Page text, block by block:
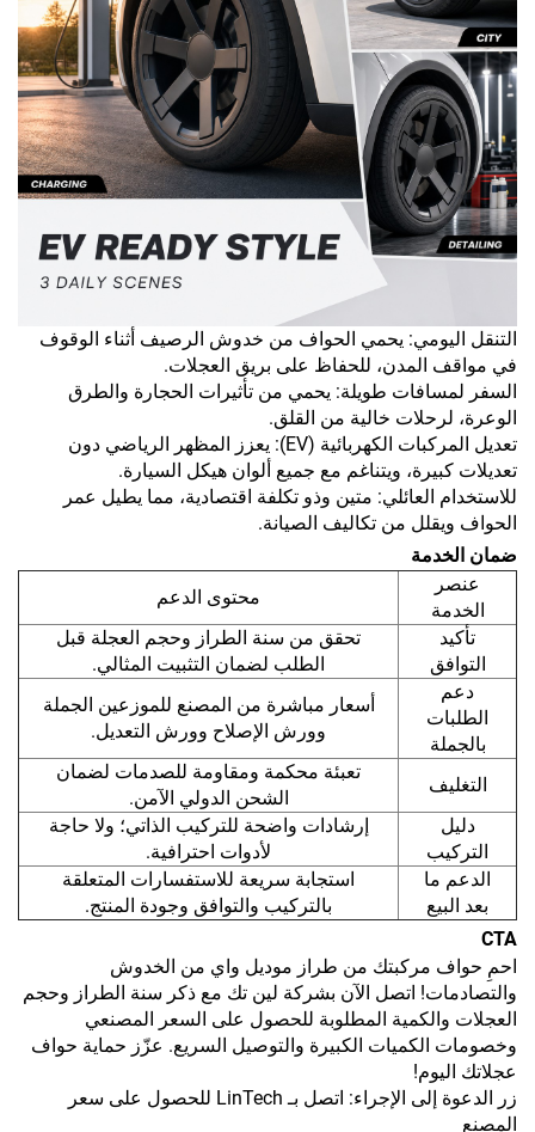
التنقل اليومي: يحمي الحواف من خدوش الرصيف أثناء الوقوف
في مواقف المدن، للحفاظ على بريق العجلات.
السفر لمسافات طويلة: يحمي من تأثيرات الحجارة والطرق
الوعرة، لرحلات خالية من القلق.
تعديل المركبات الكهربائية (EV): يعزز المظهر الرياضي دون
تعديلات كبيرة، ويتناغم مع جميع ألوان هيكل السيارة.
للاستخدام العائلي: متين وذو تكلفة اقتصادية، مما يطيل عمر
الحواف ويقلل من تكاليف الصيانة.
ضمان الخدمة
عنصر
الخدمة
محتوى الدعم
تأكيد
التوافق
تحقق من سنة الطراز وحجم العجلة قبل
الطلب لضمان التثبيت المثالي.
دعم
الطلبات
بالجملة
أسعار مباشرة من المصنع للموزعين الجملة
وورش الإصلاح وورش التعديل.
التغليف
تعبئة محكمة ومقاومة للصدمات لضمان
الشحن الدولي الآمن.
دليل
التركيب
إرشادات واضحة للتركيب الذاتي؛ ولا حاجة
لأدوات احترافية.
الدعم ما
بعد البيع
استجابة سريعة للاستفسارات المتعلقة
بالتركيب والتوافق وجودة المنتج.
CTA
احمِ حواف مركبتك من طراز موديل واي من الخدوش
والتصادمات! اتصل الآن بشركة لين تك مع ذكر سنة الطراز وحجم
العجلات والكمية المطلوبة للحصول على السعر المصنعي
وخصومات الكميات الكبيرة والتوصيل السريع. عزّز حماية حواف
عجلاتك اليوم!
زر الدعوة إلى الإجراء: اتصل بـ LinTech للحصول على سعر
المصنع